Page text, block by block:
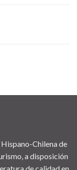
Chilena de
a disposición